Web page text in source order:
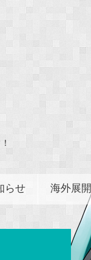
らせ 海外展開